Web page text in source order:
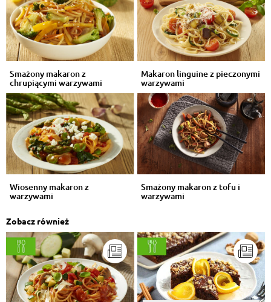
Smażony makaron z
chrupiącymi warzywami
Makaron linguine z pieczonymi
warzywami
Wiosenny makaron z
warzywami
Smażony makaron z tofu i
warzywami
Zobacz również